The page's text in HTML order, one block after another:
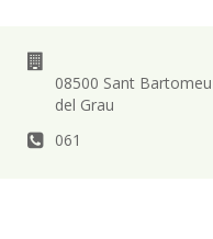
08500 Sant Bartomeu
del Grau
061